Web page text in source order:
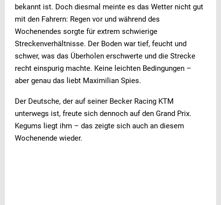
bekannt ist. Doch diesmal meinte es das Wetter nicht gut
mit den Fahrern: Regen vor und während des
Wochenendes sorgte für extrem schwierige
Streckenverhältnisse. Der Boden war tief, feucht und
schwer, was das Überholen erschwerte und die Strecke
recht einspurig machte. Keine leichten Bedingungen –
aber genau das liebt Maximilian Spies.
Der Deutsche, der auf seiner Becker Racing KTM
unterwegs ist, freute sich dennoch auf den Grand Prix.
Kegums liegt ihm – das zeigte sich auch an diesem
Wochenende wieder.